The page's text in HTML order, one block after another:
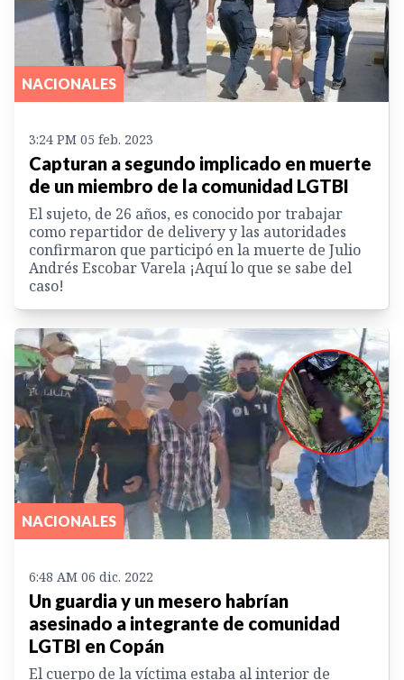
NACIONALES
3:24 PM 05 feb. 2023
Capturan a segundo implicado en muerte
de un miembro de la comunidad LGTBI
El sujeto, de 26 años, es conocido por trabajar
como repartidor de delivery y las autoridades
confirmaron que participó en la muerte de Julio
Andrés Escobar Varela ¡Aquí lo que se sabe del
caso!
NACIONALES
6:48 AM 06 dic. 2022
Un guardia y un mesero habrían
asesinado a integrante de comunidad
LGTBI en Copán
El cuerpo de la víctima estaba al interior de